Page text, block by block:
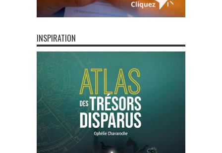
INSPIRATION